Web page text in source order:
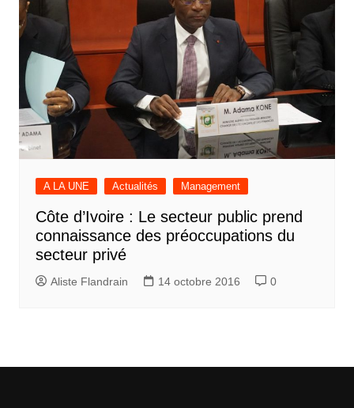
A LA UNE Actualités Management
Côte d’Ivoire : Le secteur public prend
connaissance des préoccupations du
secteur privé
Aliste Flandrain 14 octobre 2016 0